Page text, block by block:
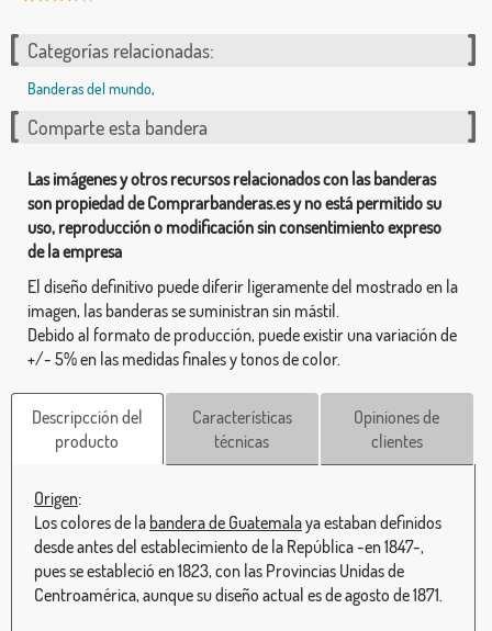
Categorías relacionadas:
Banderas del mundo,
Comparte esta bandera
Las imágenes y otros recursos relacionados con las banderas
son propiedad de Comprarbanderas.es y no está permitido su
uso, reproducción o modificación sin consentimiento expreso
de la empresa
El diseño definitivo puede diferir ligeramente del mostrado en la
imagen, las banderas se suministran sin mástil.
Debido al formato de producción, puede existir una variación de
+/- 5% en las medidas finales y tonos de color.
Descripcción del
producto
Características
técnicas
Opiniones de
clientes
Origen:
Los colores de la bandera de Guatemalaya estaban definidos
desde antes del establecimiento de la República -en 1847-,
pues se estableció en 1823, con las Provincias Unidas de
Centroamérica, aunque su diseño actual es de agosto de 1871.